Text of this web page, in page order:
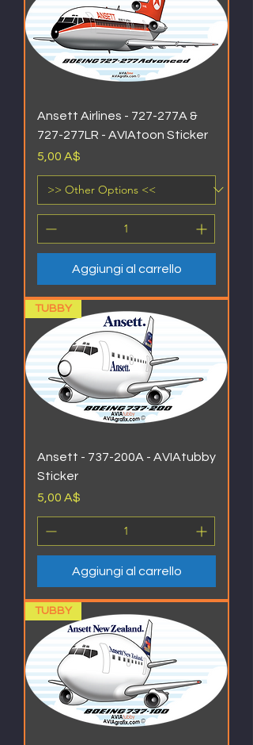
Ansett Airlines - 727-277A &
727-277LR - AVIAtoon Sticker
Prezzo
5,00 A$
Aggiungi al carrello
TUBBY
Ansett - 737-200A - AVIAtubby
Sticker
Prezzo
5,00 A$
Aggiungi al carrello
TUBBY